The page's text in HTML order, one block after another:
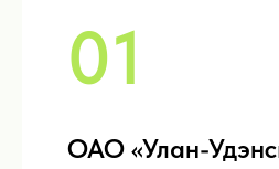
01
ОАО «Улан-